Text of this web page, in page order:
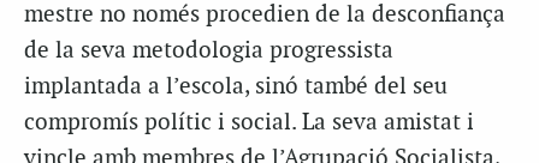
mestre no només procedien de la desconfiança
de la seva metodologia progressista
implantada a l’escola, sinó també del seu
compromís polític i social. La seva amistat i